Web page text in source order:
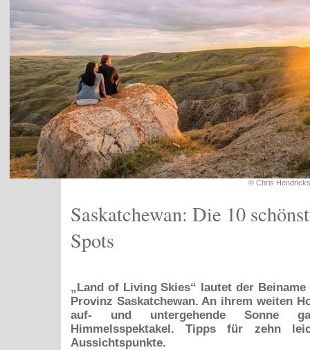
© Chris
Saskatchewan: Die 10
Spots
„Land of Living Skies“ lautet der Beiname
Provinz Saskatchewan. An ihrem weiten
auf- und untergehende Sonne
Himmelsspektakel. Tipps für zehn
Aussichtspunkte.